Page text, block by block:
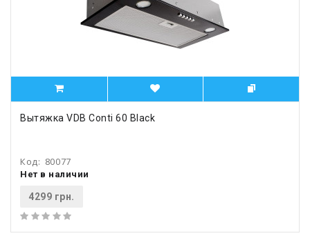
Вытяжка VDB Conti 60 Black
Код: 80077
Нет в наличии
4299 грн.